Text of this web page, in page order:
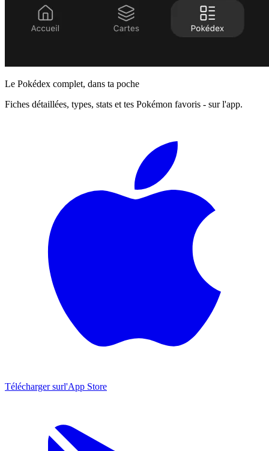
Le Pokédex complet, dans ta poche
Fiches détaillées, types, stats et tes Pokémon favoris - sur l'app.
Télécharger surl'App Store